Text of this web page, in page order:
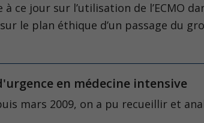
à ce jour sur l’utilisation de l’ECMO
le plan éthique d’un passage du
en médecine intensive
mars 2009, on a pu recueillir et